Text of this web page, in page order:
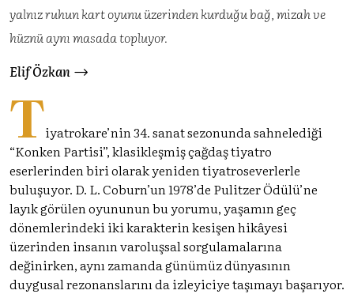
yalnız ruhun kart oyunu üzerinden kurduğu bağ, mizah ve
hüznü aynı masada topluyor.
Elif Özkan
Tiyatrokare’nin 34. sanat sezonunda sahnelediği
“Konken Partisi”, klasikleşmiş çağdaş tiyatro
eserlerinden biri olarak yeniden tiyatroseverlerle
buluşuyor. D. L. Coburn’un 1978’de Pulitzer Ödülü’ne
layık görülen oyununun bu yorumu, yaşamın geç
dönemlerindeki iki karakterin kesişen hikâyesi
üzerinden insanın varoluşsal sorgulamalarına
değinirken, aynı zamanda günümüz dünyasının
duygusal rezonanslarını da izleyiciye taşımayı başarıyor.